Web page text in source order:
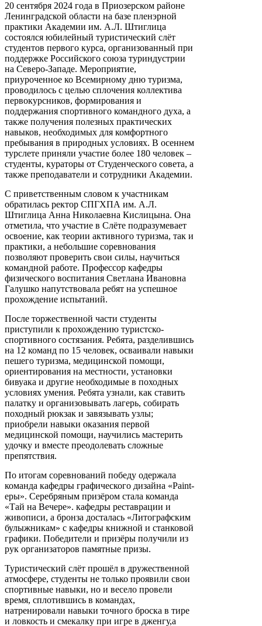
20 сентября 2024 года в Приозерском районе
Ленинградской области на базе пленэрной
практики Академии им. А.Л. Штиглица
состоялся юбилейный туристический слёт
студентов первого курса, организованный при
поддержке Российского союза туриндустрии
на Северо-Западе. Мероприятие,
приуроченное ко Всемирному дню туризма,
проводилось с целью сплочения коллектива
первокурсников, формирования и
поддержания спортивного командного духа, а
также получения полезных практических
навыков, необходимых для комфортного
пребывания в природных условиях. В осеннем
турслете приняли участие более 180 человек –
студенты, кураторы от Студенческого совета, а
также преподаватели и сотрудники Академии.
С приветственным словом к участникам
обратилась ректор СПГХПА им. А.Л.
Штиглица Анна Николаевна Кислицына. Она
отметила, что участие в Слёте подразумевает
освоение, как теории активного туризма, так и
практики, а небольшие соревнования
позволяют проверить свои силы, научиться
командной работе. Профессор кафедры
физического воспитания Светлана Ивановна
Галушко напутствовала ребят на успешное
прохождение испытаний.
После торжественной части студенты
приступили к прохождению туристско-
спортивного состязания. Ребята, разделившись
на 12 команд по 15 человек, осваивали навыки
пешего туризма, медицинской помощи,
ориентирования на местности, установки
бивуака и другие необходимые в походных
условиях умения. Ребята узнали, как ставить
палатку и организовывать лагерь, собирать
походный рюкзак и завязывать узлы;
приобрели навыки оказания первой
медицинской помощи, научились мастерить
удочку и вместе преодолевать сложные
препятствия.
По итогам соревнований победу одержала
команда кафедры графического дизайна «Paint-
еры». Серебряным призёром стала команда
«Тай на Вечере». кафедры реставрации и
живописи, а бронза досталась «Литографским
булыжникам» с кафедры книжной и станковой
графики. Победители и призёры получили из
рук организаторов памятные призы.
Туристический слёт прошёл в дружественной
атмосфере, студенты не только проявили свои
спортивные навыки, но и весело провели
время, сплотившись в командах,
натренировали навыки точного броска в тире
и ловкость и смекалку при игре в дженгу,а